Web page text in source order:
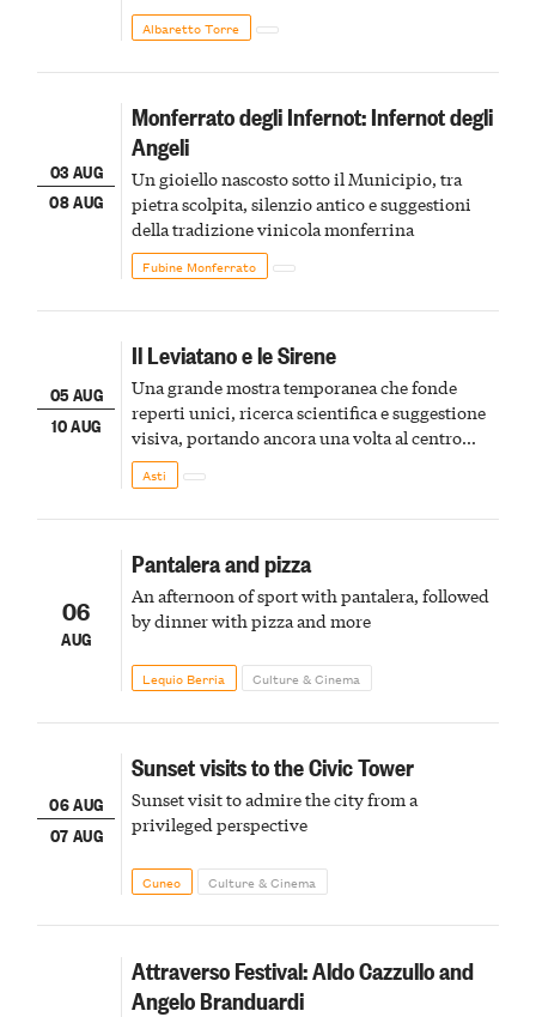
Albaretto Torre
03 AUG
08 AUG
Monferrato degli Infernot: Infernot degli
Angeli
Un gioiello nascosto sotto il Municipio, tra
pietra scolpita, silenzio antico e suggestioni
della tradizione vinicola monferrina
Fubine Monferrato
05 AUG
10 AUG
Il Leviatano e le Sirene
Una grande mostra temporanea che fonde
reperti unici, ricerca scientifica e suggestione
visiva, portando ancora una volta al centro
della scena le meraviglie del passato astigiano
Asti
06
AUG
Pantalera and pizza
An afternoon of sport with pantalera, followed
by dinner with pizza and more
Lequio Berria Culture & Cinema
06 AUG
07 AUG
Sunset visits to the Civic Tower
Sunset visit to admire the city from a
privileged perspective
Cuneo Culture & Cinema
Attraverso Festival: Aldo Cazzullo and
Angelo Branduardi